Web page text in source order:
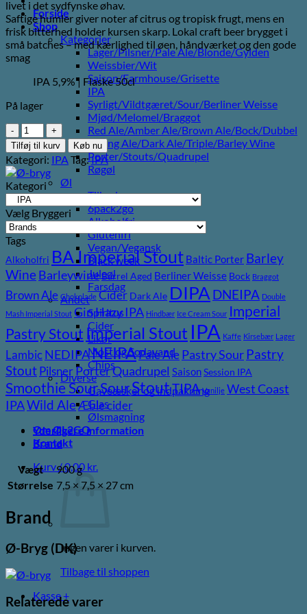
Forside
Shop
Kategorier
Lager/Pilsner/Pale Ale/Blonde/Gylden
Weissbier/Wit
Saison/Farmhouse/Grisette
IPA
Syrligt/Vildtgæret/Sour/Berliner Weisse
Mjød/Melomel/Braggot
Red Ale/Amber Ale/Brown Ale/Bock/Dubbel
Strong Ale/Dark Ale/Triple/Barley Wine
Porter/Stouts/Quadrupel
Røgøl
Øl
Tilbud
6pack2go
Alkoholfri
Glutenfri
Vegan/Vegansk
Black week
Juleøl
Farsdag
Andet
Spiritus
Cider
Likør
Most og Sodavand
Chips
Diverse
Gaveæsker og indpakning
Glas
Ølsmagning
Om ØL2GO
Kontakt
Kurv /0,00 kr.
Ingen varer i kurven.
Tilbage til shoppen
Kasse +
livet i det sydfynske øhav.
Saftige humler giver noter af citrus og tropisk frugt, mens en
frisk bitterhed holder kursen skarp. Lokal craft beer brygget i
små batches – med kærlighed til øen, håndværket og den gode
smag
IPA 5,9% | Flaske 50cl
På lager
Ø-
Bryg
Thurøpicana
antal
Tilføj til kurv Køb nu
Kategori: IPA Tag:IPA
Kategori
Vælg Bryggeri
Tags
Alkoholfri BA Imperial Stout Baltic Porter Barley
Wine BarleywineBarrel Aged Berliner Weisse Bock Braggot
Brown Ale Chokolade Cider Dark Ale DIPA DNEIPA Double
Mash Imperial Stout GinHazy IPA Hindbær Ice Cream Sour Imperial
Pastry Stout Imperial Stout IPA Kaffe Kirsebær Lager
Lambic NEDIPANEIPAPale Ale Pastry Sour Pastry
Stout Pilsner PorterQuadrupel SaisonSession IPA
Smoothie SourSourStoutTIPA Vanilje West Coast
IPAWild Ale Æble cider
Yderligere information
Brand
Vægt
900 g
Størrelse 7,5 × 7,5 × 27 cm
Brand
Ø-Bryg (DK)
Relaterede varer